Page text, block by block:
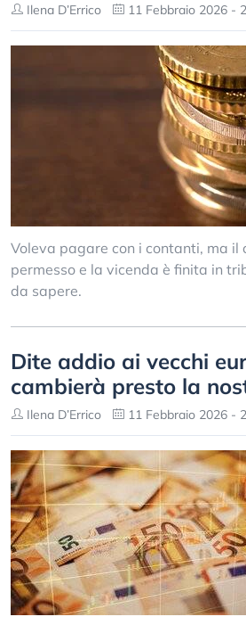
Ilena D’Errico 11 Febbraio 2026 -
Voleva pagare con i contanti, ma il
permesso e la vicenda è finita in
da sapere.
Dite addio ai vecchi
cambierà presto la
Ilena D’Errico 11 Febbraio 2026 -